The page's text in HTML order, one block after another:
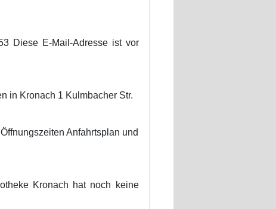
Diese E-Mail-Adresse ist vor
in Kronach 1 Kulmbacher Str.
Anfahrtsplan und
Kronach hat noch keine